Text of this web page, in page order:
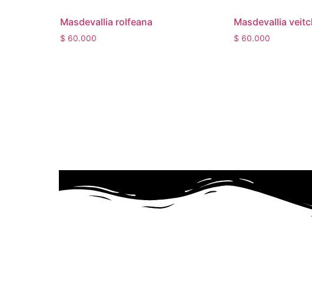
Masdevallia rolfeana
$ 60.000
Masdevallia
$ 60.000